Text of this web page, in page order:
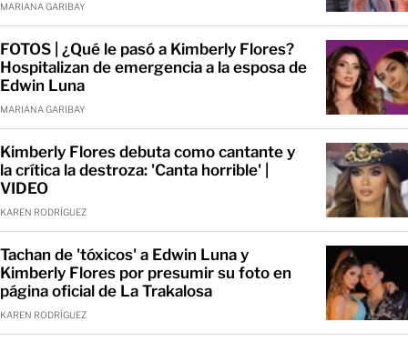
MARIANA GARIBAY
FOTOS | ¿Qué le pasó a Kimberly Flores?
Hospitalizan de emergencia a la esposa de
Edwin Luna
MARIANA GARIBAY
Kimberly Flores debuta como cantante y
la crítica la destroza: 'Canta horrible' |
VIDEO
KAREN RODRÍGUEZ
Tachan de 'tóxicos' a Edwin Luna y
Kimberly Flores por presumir su foto en
página oficial de La Trakalosa
KAREN RODRÍGUEZ